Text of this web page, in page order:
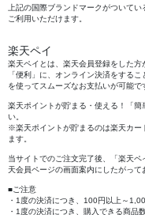
上記の国際ブランドマークがついてい
ご利用いただけます。
楽天ペイ
楽天ペイとは、楽天会員登録をした方
「便利」に、オンライン決済をする
を使ってスムーズなお支払いが可能で
楽天ポイントが貯まる・使える！「
い。
※楽天ポイントが貯まるのは楽天カー
ます。
当サイトでのご注文完了後、「楽天
天会員ページの画面案内にしたがって
■ご注意
・1度の決済につき、100円以上～
・1度の決済につき、購入できる商品